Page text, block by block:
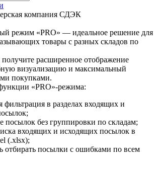
компания СДЭК
режим «PRO» — идеальное решение для
товары с разных складов по
расширенное отображение
визуализацию и максимальный
покупками.
«PRO»-режима:
фильтрация в разделах входящих и
посылок без группировки по складам;
входящих и исходящих посылок в
(.xlsx);
отбирать посылки с ошибками по всем